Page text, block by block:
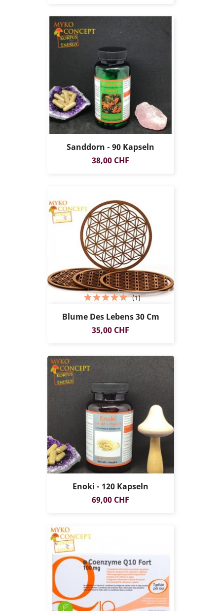
Sanddorn - 90 Kapseln
Preis
38,00 CHF
Blume Des Lebens 30 Cm
Preis
35,00 CHF
(1)
Enoki - 120 Kapseln
Preis
69,00 CHF